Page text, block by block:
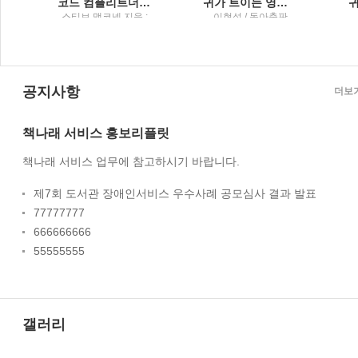
스티브 맥코넬 지음 ;
이현석 / 동아출판
공지사항
책나래 서비스 홍보리플릿
책나래 서비스 업무에 참고하시기 바랍니다.
제7회 도서관 장애인서비스 우수사례 공모심사 결과 발표
77777777
666666666
55555555
더보
갤러리